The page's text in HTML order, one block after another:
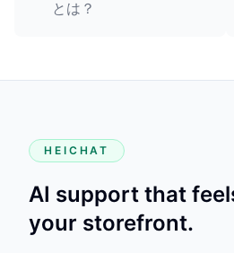
とは？
HEICHAT
AI support that
your storefront.